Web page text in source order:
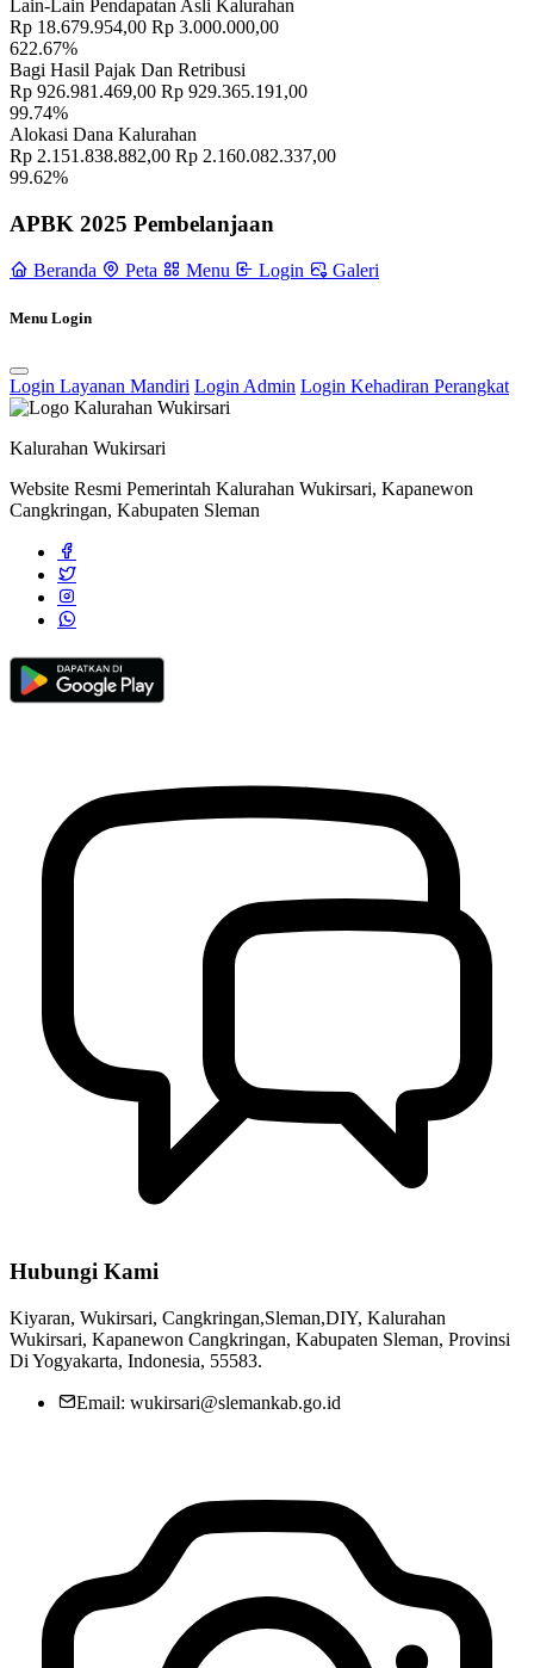
Puskesmas Cangkringan Adakan Penyuluhan Tentang Bahaya dan
Pencegahan Penyakit Leptospirosis di RW.11 Dusun Sintokan
Agustus 2024
Sambang Dusun Hari Minggu, 17 April 2022
Pertemuan Rutin Kader Balita Kalurahan Wukirsari
Malam Kedua Gelar Budaya Kalurahan Wukirsari 2024: Suguhan
Bantuan untuk Korban Kebakaran di Padukuhan Cancangan
Pelaksanaan Kegiatan Posyandu Balita dan Lansia dalam
Meningkatkan Kesehatan Generasi Muda dan Tua
Lain-Lain Pendapatan Asli Kalurahan
Rp 18.679.954,00 Rp 3.000.000,00
622.67%
Bagi Hasil Pajak Dan Retribusi
Rp 926.981.469,00 Rp 929.365.191,00
99.74%
Alokasi Dana Kalurahan
Rp 2.151.838.882,00 Rp 2.160.082.337,00
99.62%
APBK 2025 Pembelanjaan
Beranda Peta Menu Login Galeri
Menu Login
Login Layanan Mandiri Login Admin Login Kehadiran Perangkat
Kalurahan Wukirsari
Website Resmi Pemerintah Kalurahan Wukirsari, Kapanewon
Cangkringan, Kabupaten Sleman
Hubungi Kami
Kiyaran, Wukirsari, Cangkringan,Sleman,DIY, Kalurahan
Wukirsari, Kapanewon Cangkringan, Kabupaten Sleman, Provinsi
Di Yogyakarta, Indonesia, 55583.
Email: wukirsari@slemankab.go.id